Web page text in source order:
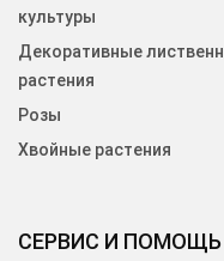
СЕРВИС И ПОМОЩЬ
культуры
Декоративные
растения
Розы
Хвойные растения